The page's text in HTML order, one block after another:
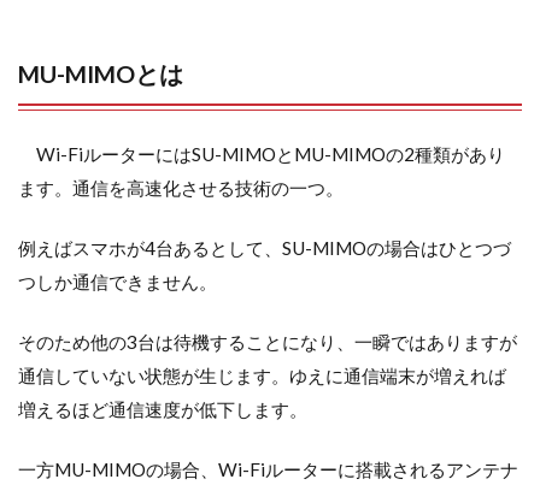
MU-MIMOとは
Wi-FiルーターにはSU-MIMOとMU-MIMOの2種類があり
ます。通信を高速化させる技術の一つ。
例えばスマホが4台あるとして、SU-MIMOの場合はひとつづ
つしか通信できません。
そのため他の3台は待機することになり、一瞬ではありますが
通信していない状態が生じます。ゆえに通信端末が増えれば
増えるほど通信速度が低下します。
一方MU-MIMOの場合、Wi-Fiルーターに搭載されるアンテナ